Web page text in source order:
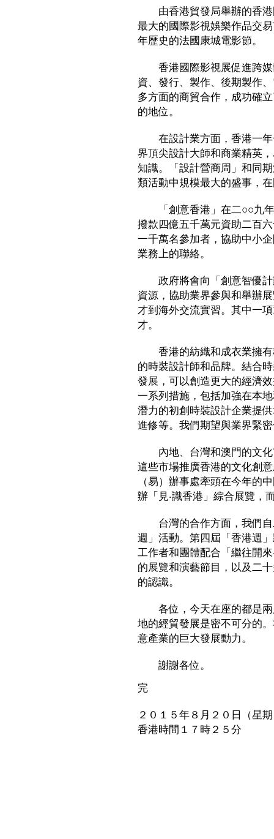
由香港貿發局舉辦的香港
最大的國際影視娛樂作品交
年歷史的法國康城電影節。
香港國際影視展促進跨媒
資、發行、製作、後期製作
多方面的商貿合作，成功確
的地位。
在設計業方面，香港一年
界頂尖設計大師和商業精英
知識。「設計營商周」和同
類活動中規模最大的盛事，
「創意香港」在二○○九年
撥款四億五千萬元資助二百
一千萬名參加者，協助中小
業務上的聯絡。
政府將會向「創意智優計
資源，協助業界參與和舉辦
才到海外交流實習。其中一
才。
香港的紡織和成衣業擁有
的時裝設計師和品牌。結合
發展，可以創造更大的經濟
一系列措施，包括加強在本
潛力的初創時裝設計企業提
進修等。我們期望與業界緊
內地、台灣和澳門的文化
這些市場推廣香港的文化創
（易）辦事處牽頭在今年的
辦「見‧識香港」綜合展覽，
台灣的合作方面，我們自
週」活動。第四屆「香港週
工作者和團體配合「繼往開
的展覽和演藝節目，以及二
的認識。
各位，今天在座的都是兩
地的經貿發展是密不可分的
意產業的巨大發展動力。
謝謝各位。
完
２０１５年８月２０日（星
香港時間１７時２５分